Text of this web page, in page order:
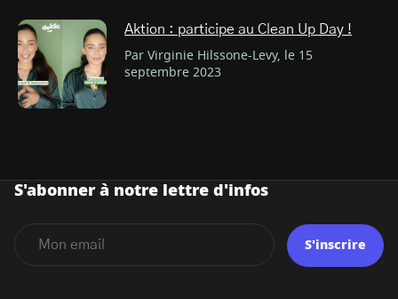
Aktion : participe au Clean Up Day !
Par Virginie Hilssone-Levy, le 15
septembre 2023
S'abonner à notre lettre d'infos
S'inscrire